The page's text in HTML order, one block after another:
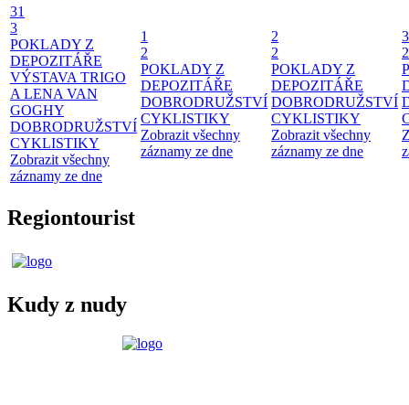
31
3
POKLADY Z
DEPOZITÁŘE
VÝSTAVA TRIGO
A LENA VAN
GOGHY
DOBRODRUŽSTVÍ
CYKLISTIKY
Zobrazit všechny
záznamy ze dne
1
2
POKLADY Z
DEPOZITÁŘE
DOBRODRUŽSTVÍ
CYKLISTIKY
Zobrazit všechny
záznamy ze dne
2
2
POKLADY Z
DEPOZITÁŘE
DOBRODRUŽSTVÍ
CYKLISTIKY
Zobrazit všechny
záznamy ze dne
3
2
Regiontourist
Kudy z nudy